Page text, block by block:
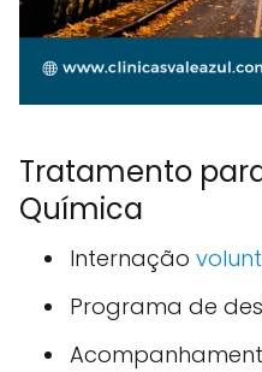
Tratamento
Química
Internação
Programa de